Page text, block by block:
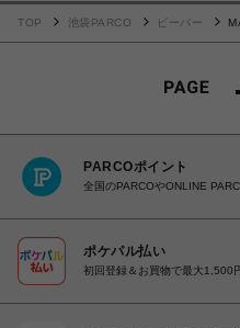
TOP 池袋PARCO ビーバー
PARCOポイント
全国のPARCOやONLINE
ポケパル払い
初回登録＆お買物で最大1,500